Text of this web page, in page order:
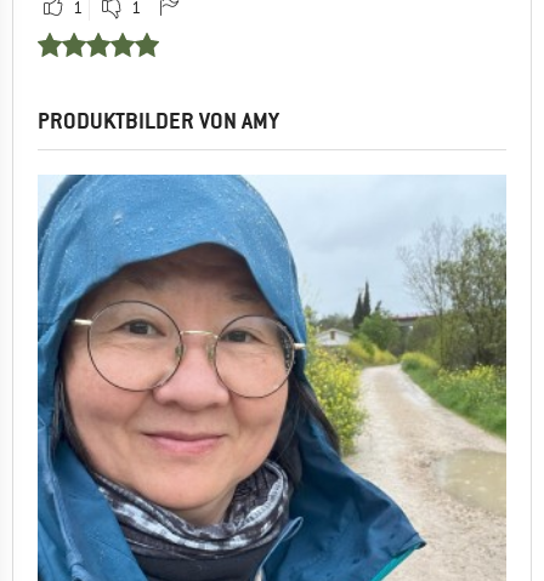
1 1
PRODUKTBILDER VON AMY